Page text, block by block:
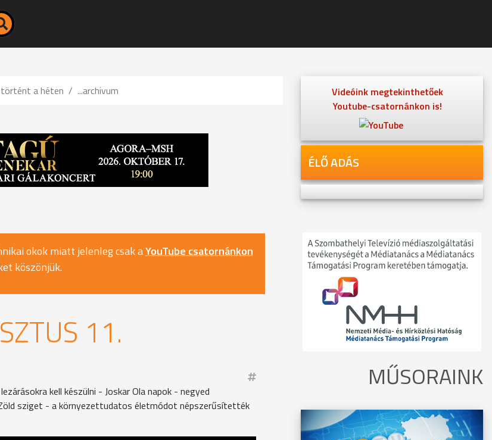
történt a héten ...archivum
okok miatt jelenleg csak aYouTube csatornánkon
köszönjük.
11.
kell készülni - Joskar Ola napok - negyed
sziget - a környezettudatos életmódot népszerűsítették
Videóink megtekinthetőek
Youtube-csatornánkon is!
ÉLŐ ADÁS
MŰSORAINK